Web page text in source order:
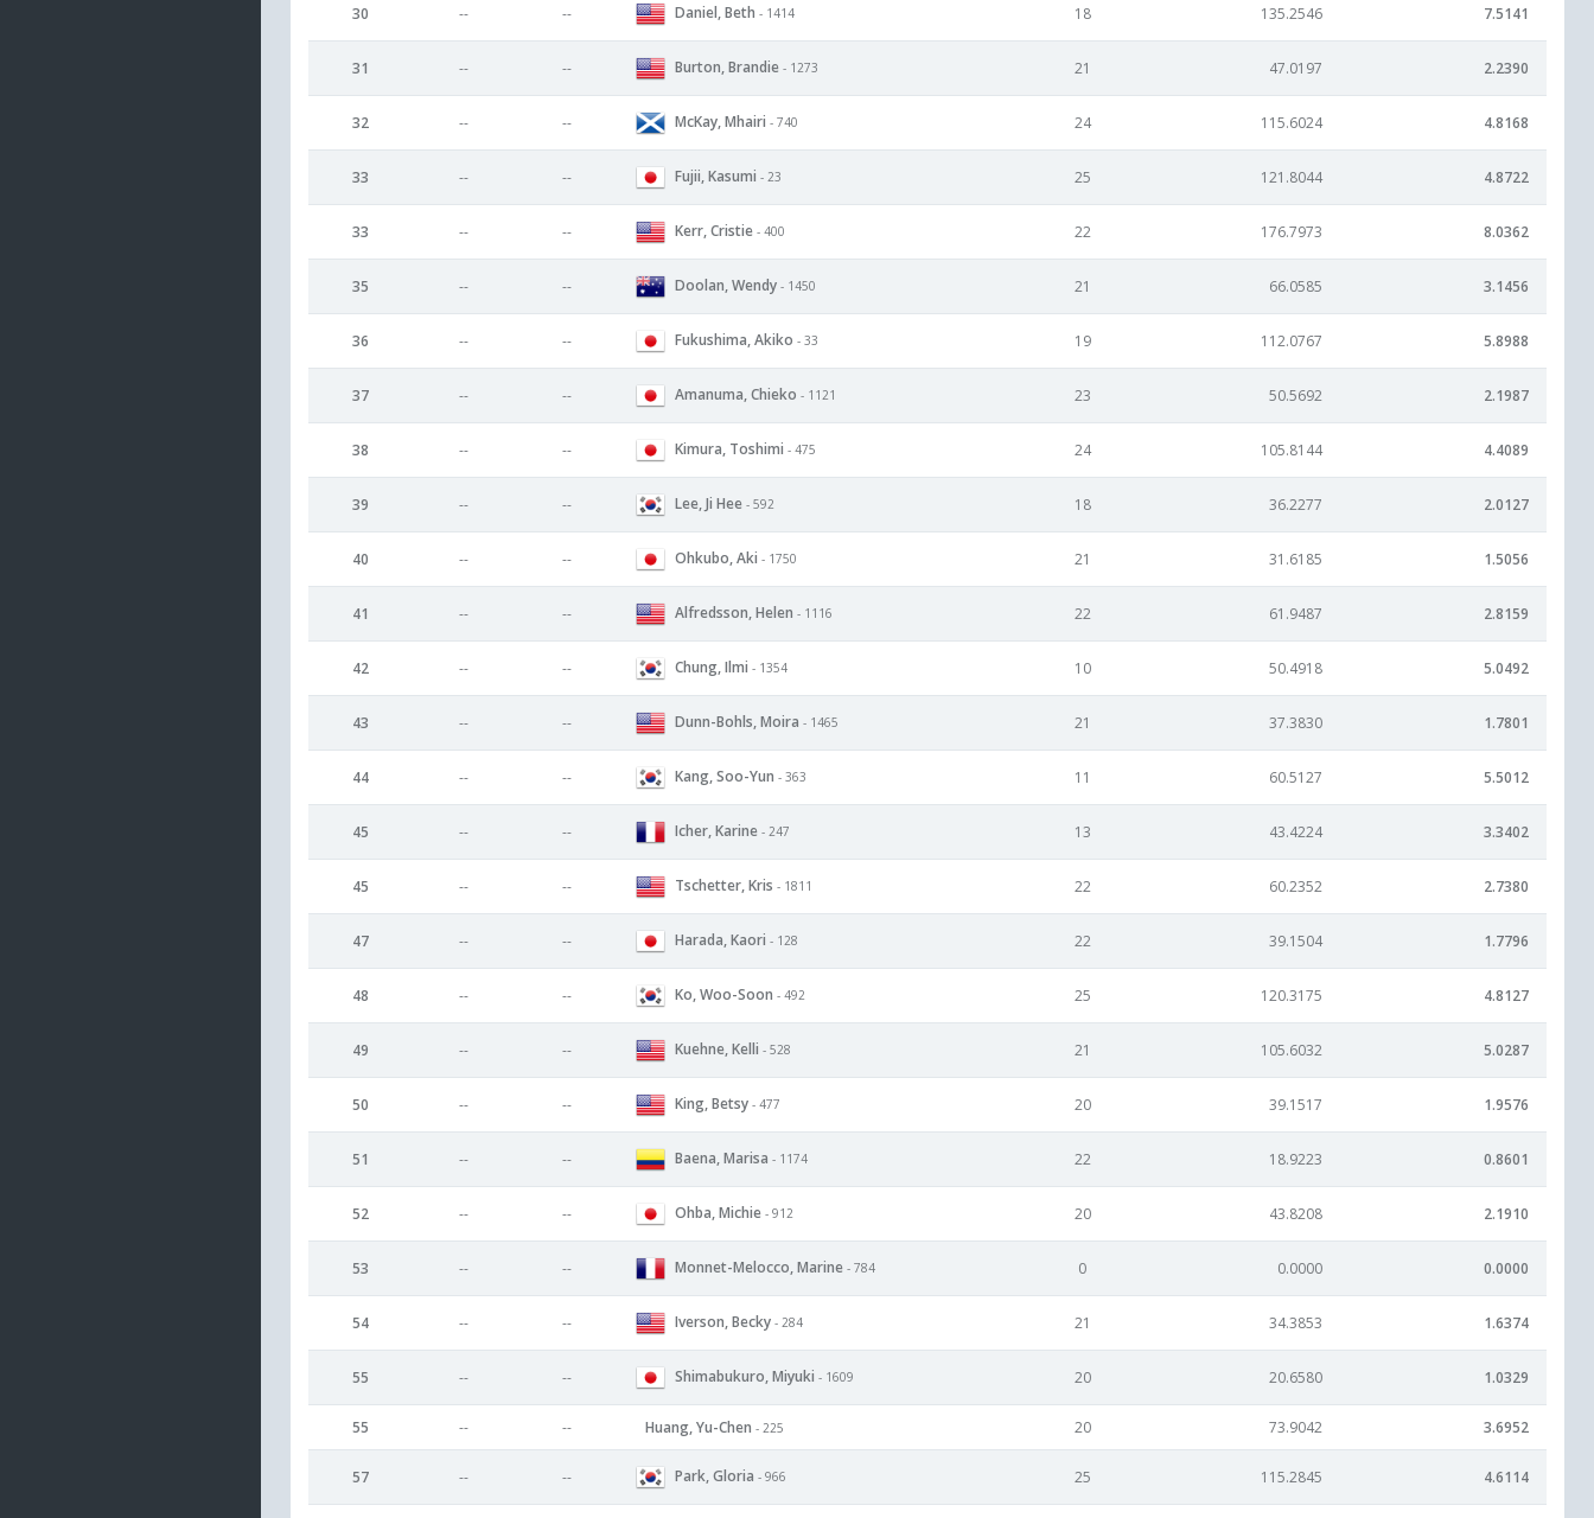
30 -- -- Daniel, Beth - 1414 18 135.2546 7.5141
31 -- -- Burton, Brandie - 1273 21 47.0197 2.2390
32 -- -- McKay, Mhairi - 740 24 115.6024 4.8168
33 -- -- Fujii, Kasumi - 23 25 121.8044 4.8722
33 -- -- Kerr, Cristie - 400 22 176.7973 8.0362
35 -- -- Doolan, Wendy - 1450 21 66.0585 3.1456
36 -- -- Fukushima, Akiko - 33 19 112.0767 5.8988
37 -- -- Amanuma, Chieko - 1121 23 50.5692 2.1987
38 -- -- Kimura, Toshimi - 475 24 105.8144 4.4089
39 -- -- Lee, Ji Hee - 592 18 36.2277 2.0127
40 -- -- Ohkubo, Aki - 1750 21 31.6185 1.5056
41 -- -- Alfredsson, Helen - 1116 22 61.9487 2.8159
42 -- -- Chung, Ilmi - 1354 10 50.4918 5.0492
43 -- -- Dunn-Bohls, Moira - 1465 21 37.3830 1.7801
44 -- -- Kang, Soo-Yun - 363 11 60.5127 5.5012
45 -- -- Icher, Karine - 247 13 43.4224 3.3402
45 -- -- Tschetter, Kris - 1811 22 60.2352 2.7380
47 -- -- Harada, Kaori - 128 22 39.1504 1.7796
48 -- -- Ko, Woo-Soon - 492 25 120.3175 4.8127
49 -- -- Kuehne, Kelli - 528 21 105.6032 5.0287
50 -- -- King, Betsy - 477 20 39.1517 1.9576
51 -- -- Baena, Marisa - 1174 22 18.9223 0.8601
52 -- -- Ohba, Michie - 912 20 43.8208 2.1910
53 -- -- Monnet-Melocco, Marine - 784 0 0.0000 0.0000
54 -- -- Iverson, Becky - 284 21 34.3853 1.6374
55 -- -- Shimabukuro, Miyuki - 1609 20 20.6580 1.0329
55 -- -- Huang, Yu-Chen - 225 20 73.9042 3.6952
57 -- -- Park, Gloria - 966 25 115.2845 4.6114